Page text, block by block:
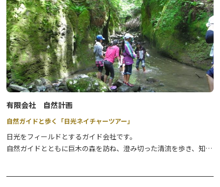
人気のあるツアーです。※健脚向き
⇒詳細はこちら
●奥日光スノーシュー奥日光の原生林の中で雪を楽しむ、どなたで
も参加できる楽しいツアーです。
⇒詳細はこちら
●奥日光エアボード&スノーシュースイスで生まれ、欧州ではすで
に人気沸騰中のエアボートを楽しむツアーです。
⇒詳細はこちら
●奥日光スノーサイクリング圧雪された緩やかな雪道のサイクリン
グを楽しみながら、日光国立公園の冬の絶景を満喫するツアーで
有限会社 自然計画
自然ガイドと歩く「日光ネイチャーツアー」
日光をフィールドとするガイド会社です。
自然ガイドとともに巨木の森を訪ね、澄み切った清流を歩き、知ら